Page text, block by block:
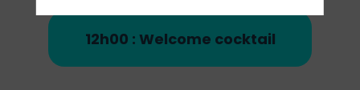
12h00 : Welcome cocktail